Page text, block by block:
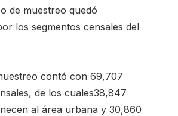
de muestreo quedó
los segmentos censales del
contó con 69,707
de los cuales38,847
al área urbana y 30,860